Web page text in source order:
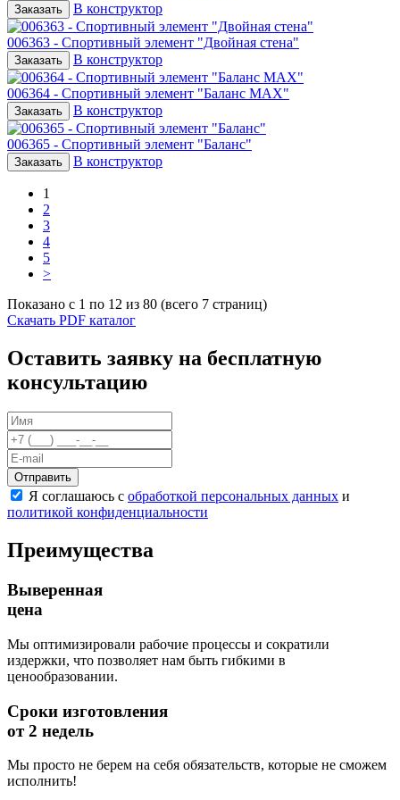
Песочные городки
Домики-беседки
Детские столики и скамьи
Качели
Развивающие игровые элементы
ПДД для детей
Безопасные покрытия
Спортивные комплексы от 3 до 7 лет
Спортивные элементы
Школам
Спортивные элементы
Воркаут
Теннисные столы
Спортивные ворота
Спортивные стойки
Оборудование для ГТО
Информационные стойки
Ограждения
Безопасные покрытия
Тематические площадки
Игровые комплексы от 3 до 7 лет
Игровые комплексы от 5 до 12 лет
Игровые элементы
Качалки на пружине
Песочные городки
Детские столики и скамьи
Домики-беседки
Развивающие игровые элементы
ПДД для детей
Кинологическое оборудование
Оборудование для пляжа
Заказать В конструктор
006363 - Спортивный элемент "Двойная стена"
Заказать В конструктор
006364 - Спортивный элемент "Баланс MAX"
Заказать В конструктор
006365 - Спортивный элемент "Баланс"
Заказать В конструктор
1
2
3
4
5
>
Показано с 1 по 12 из 80 (всего 7 страниц)
Скачать PDF каталог
Оставить заявку на бесплатную
консультацию
Отправить
Я соглашаюсь с обработкой персональных данных и
политикой конфиденциальности
Преимущества
Выверенная
цена
Мы оптимизировали рабочие процессы и сократили
издержки, что позволяет нам быть гибкими в
ценообразовании.
Сроки изготовления
от 2 недель
Мы просто не берем на себя обязательств, которые не сможем
исполнить!